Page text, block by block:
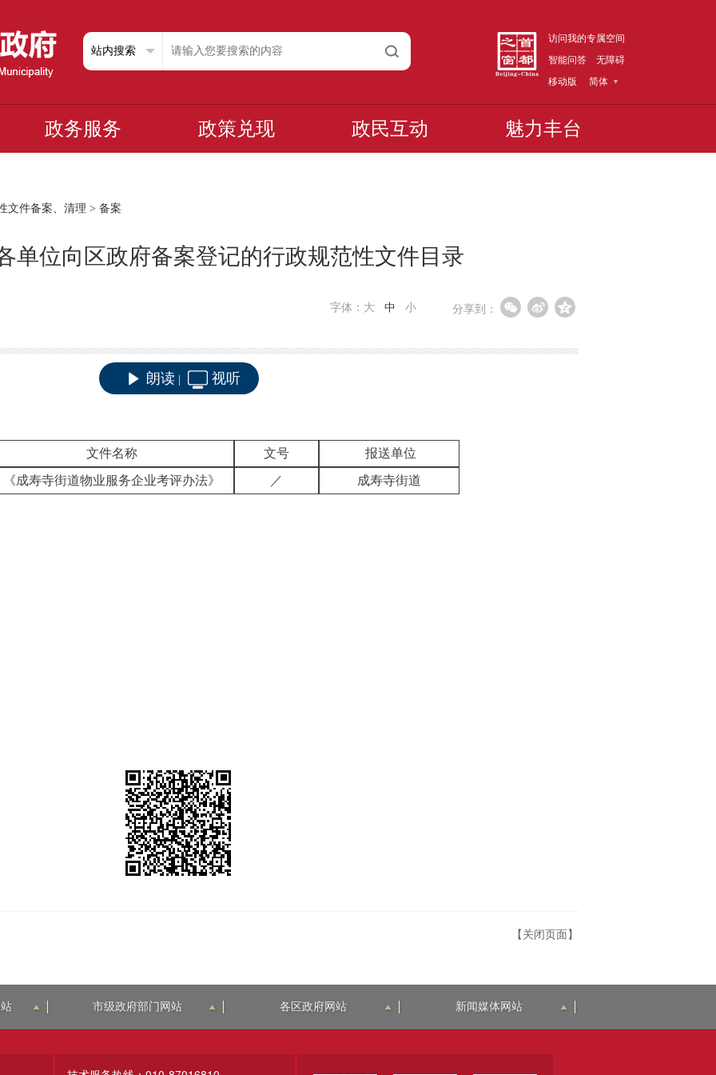
访问我的专属空间
智能问答
无障碍
移动版
简体
政务服务 政策兑现 政民互动 魅力丰台
文件备案、清理 > 备案
单位向区政府备案登记的行政规范性文件目录
分享到：
字体： 大 中 小
朗读 视听
文件名称 文号
报送单位
《成寿寺街道物业服务企业考评办法》
／ 成寿寺街道
【关闭页面】
市级政府部门网站 各区政府网站 新闻媒体网站